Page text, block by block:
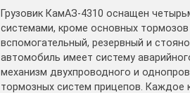
Грузовик КамАЗ-4310 оснащен
системами, кроме основных
вспомогательный, резервный и
автомобиль имеет систему
механизм двухпроводного и
тормозных систем прицепов. Каждое